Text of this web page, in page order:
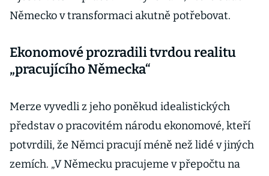
Německo v transformaci akutně potřebovat.
Ekonomové prozradili tvrdou realitu
„pracujícího Německa“
Merze vyvedli z jeho poněkud idealistických
představ o pracovitém národu ekonomové, kteří
potvrdili, že Němci pracují méně než lidé v jiných
zemích. „V Německu pracujeme v přepočtu na